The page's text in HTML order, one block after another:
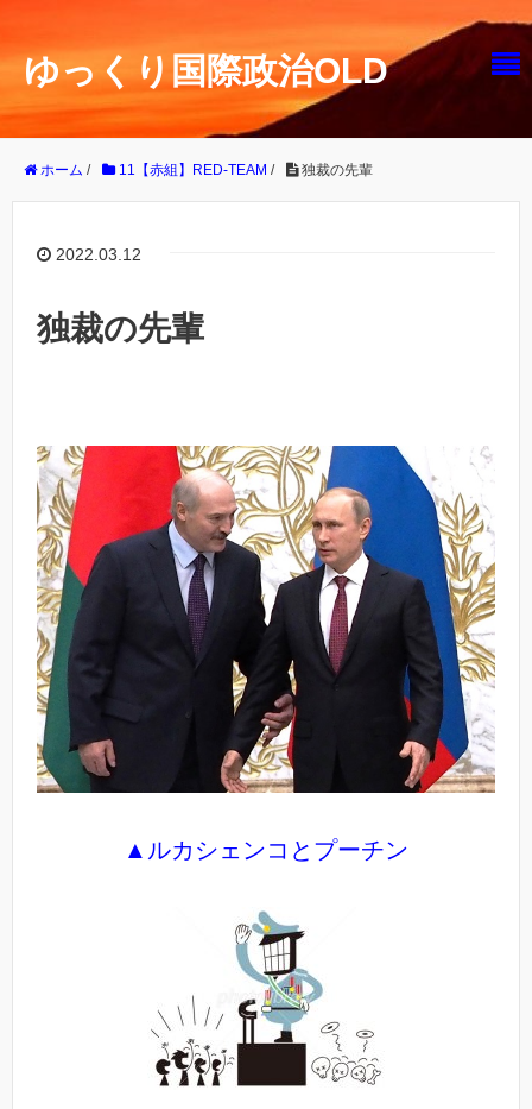
ゆっくり国際政治OLD
ホーム / 11【赤組】RED-TEAM / 独裁の先輩
2022.03.12
独裁の先輩
▲ルカシェンコとプーチン